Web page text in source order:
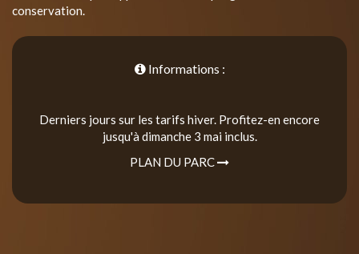
conservation.
Informations :
Derniers jours sur les tarifs hiver. Profitez-en encore
jusqu'à dimanche 3 mai inclus.
PLAN DU PARC